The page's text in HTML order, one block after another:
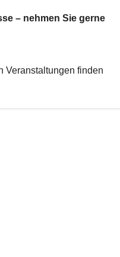
– nehmen Sie gerne
Veranstaltungen finden